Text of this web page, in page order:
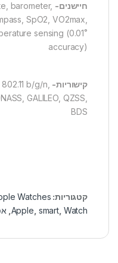
חיישנים- barometer,
SpO2, VO2max,
sensing (0.01˚
accuracy)
קישוריות- b/g/n,
GALILEO, QZSS,
BDS
קטגוריות: Watches
Apple smart, Watch